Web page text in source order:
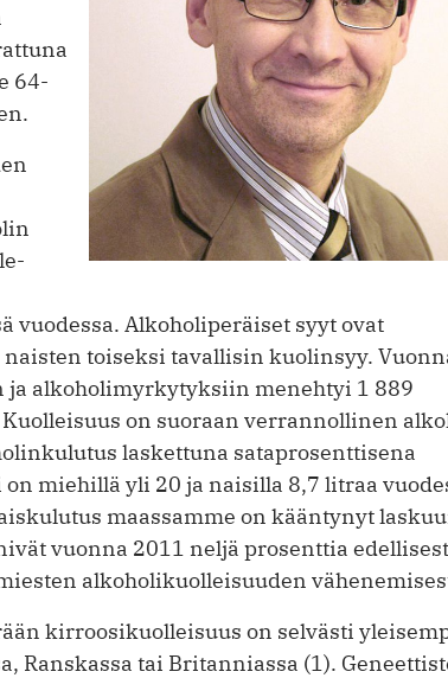
64-
Alkoholiperäiset syyt ovat
toiseksi tavallisin kuolinsyy.
alkoholimyrkytyksiin menehtyi 1 889
on suoraan verrannollinen
laskettuna sataprosenttisena
miehillä yli 20 ja naisilla 8,7 litraa
maassamme on kääntynyt
vuonna 2011 neljä prosenttia
alkoholikuolleisuuden
kirroosikuolleisuus on selvästi
Ranskassa tai Britan­niassa (1).